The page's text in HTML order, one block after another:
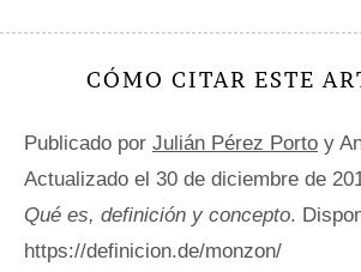
CÓMO CITAR ESTE
Publicado por Julián Pérez Porto y
Actualizado el 30 de diciembre de
Qué es, definición y concepto.
https://definicion.de/monzon/